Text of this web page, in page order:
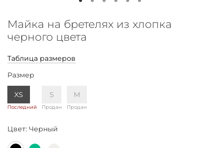
Майка на бретелях из хлопка
черного цвета
Таблица размеров
Размер
XS
Последний
S
Продан
M
Продан
Цвет: Черный